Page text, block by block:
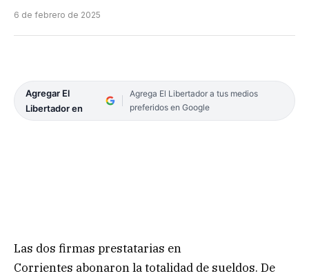
6 de febrero de 2025
Agregar El
Libertador en
Agrega El Libertador a tus medios
preferidos en Google
Las dos firmas prestatarias en
Corrientes abonaron la totalidad de sueldos. De